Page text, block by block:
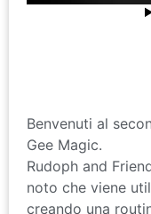
Benvenuti al
Gee Magic.
Rudoph and
noto che viene
creando una